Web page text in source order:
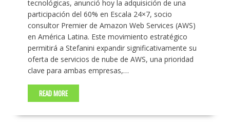
tecnológicas, anunció hoy la adquisición de una
participación del 60% en Escala 24×7, socio
consultor Premier de Amazon Web Services (AWS)
en América Latina. Este movimiento estratégico
permitirá a Stefanini expandir significativamente su
oferta de servicios de nube de AWS, una prioridad
clave para ambas empresas,…
READ MORE